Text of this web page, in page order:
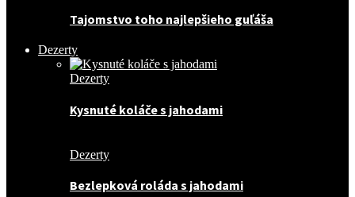
Tajomstvo toho najlepšieho guľáša
Dezerty
Dezerty
Kysnuté koláče s jahodami
Dezerty
Bezlepková roláda s jahodami